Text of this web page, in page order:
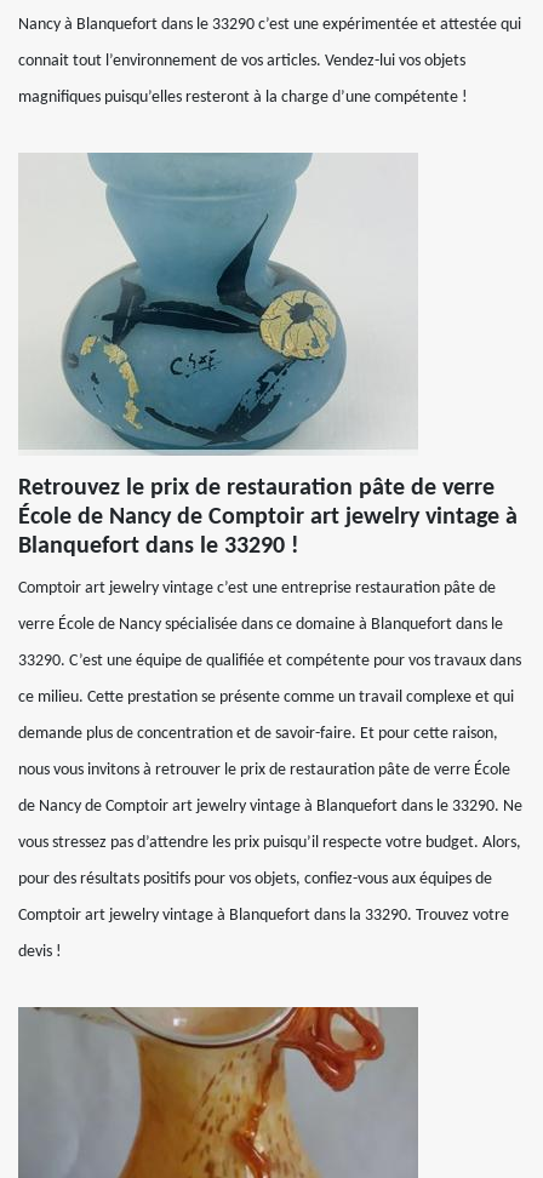
Nancy à Blanquefort dans le 33290 c’est une expérimentée et attestée qui
connait tout l’environnement de vos articles. Vendez-lui vos objets
magnifiques puisqu’elles resteront à la charge d’une compétente !
Retrouvez le prix de restauration pâte de verre
École de Nancy de Comptoir art jewelry vintage à
Blanquefort dans le 33290 !
Comptoir art jewelry vintage c’est une entreprise restauration pâte de
verre École de Nancy spécialisée dans ce domaine à Blanquefort dans le
33290. C’est une équipe de qualifiée et compétente pour vos travaux dans
ce milieu. Cette prestation se présente comme un travail complexe et qui
demande plus de concentration et de savoir-faire. Et pour cette raison,
nous vous invitons à retrouver le prix de restauration pâte de verre École
de Nancy de Comptoir art jewelry vintage à Blanquefort dans le 33290. Ne
vous stressez pas d’attendre les prix puisqu’il respecte votre budget. Alors,
pour des résultats positifs pour vos objets, confiez-vous aux équipes de
Comptoir art jewelry vintage à Blanquefort dans la 33290. Trouvez votre
devis !